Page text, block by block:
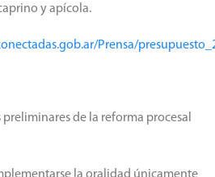
y apícola.
Prensa/
de la reforma procesal